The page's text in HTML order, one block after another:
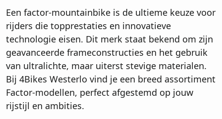
Een factor-mountainbike is de ultieme keuze voor
rijders die topprestaties en innovatieve
technologie eisen. Dit merk staat bekend om zijn
geavanceerde frameconstructies en het gebruik
van ultralichte, maar uiterst stevige materialen.
Bij 4Bikes Westerlo vind je een breed assortiment
Factor-modellen, perfect afgestemd op jouw
rijstijl en ambities.